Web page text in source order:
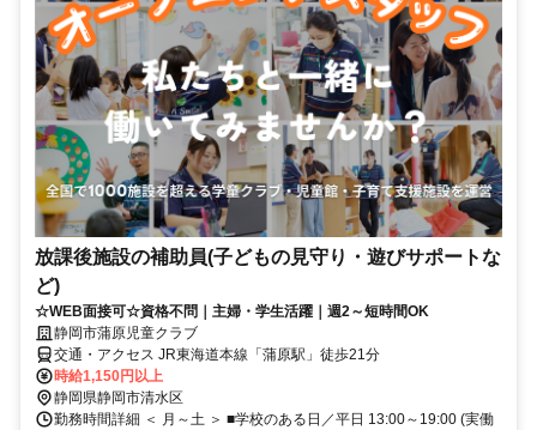
放課後施設の補助員(子どもの見守り・遊びサポートな
ど)
☆WEB面接可☆資格不問｜主婦・学生活躍｜週2～短時間OK
静岡市蒲原児童クラブ
交通・アクセス JR東海道本線「蒲原駅」徒歩21分
時給1,150円以上
静岡県静岡市清水区
勤務時間詳細 ＜ 月～土 ＞ ■学校のある日／平日 13:00～19:00 (実働